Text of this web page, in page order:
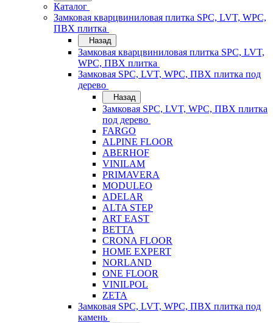
Каталог
Замковая кварцвиниловая плитка SPC, LVT, WPC,
ПВХ плитка
Назад
Замковая кварцвиниловая плитка SPC, LVT,
WPC, ПВХ плитка
Замковая SPC, LVT, WPC, ПВХ плитка под
дерево
Назад
Замковая SPC, LVT, WPC, ПВХ плитка
под дерево
FARGO
ALPINE FLOOR
ABERHOF
VINILAM
PRIMAVERA
MODULEO
ADELAR
ALTA STEP
ART EAST
BETTA
CRONA FLOOR
HOME EXPERT
NORLAND
ONE FLOOR
VINILPOL
ZETA
Замковая SPC, LVT, WPC, ПВХ плитка под
камень